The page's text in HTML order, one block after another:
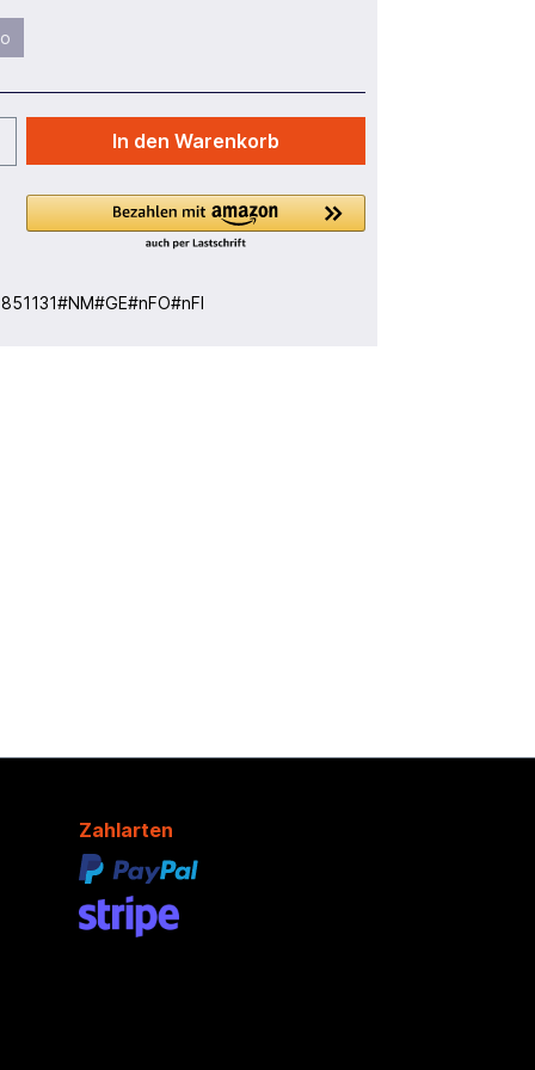
In den Warenkorb
851131#NM#GE#nFO#nFI
Zahlarten